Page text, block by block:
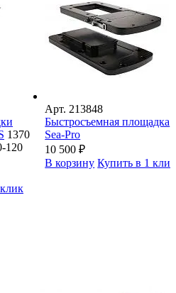
1370
120
Арт.213848
Быстросъемная площадка
Sea-Pro
10 500₽
В корзину Купить в 1 клик